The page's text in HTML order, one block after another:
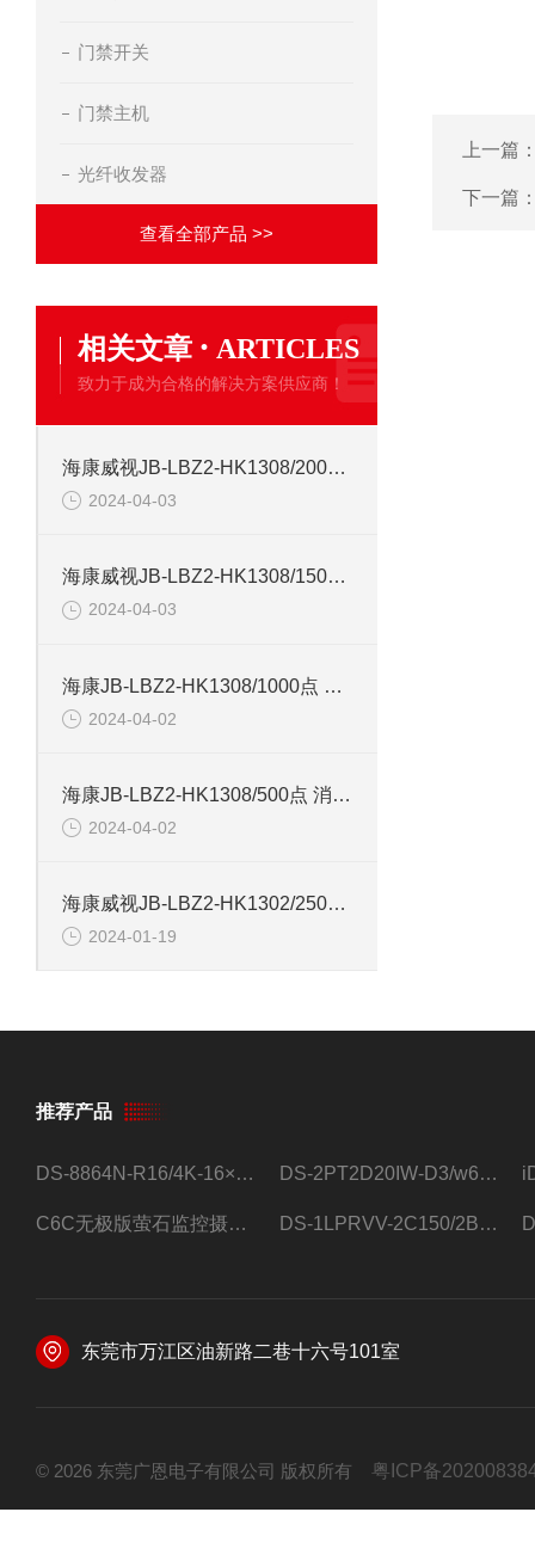
门禁开关
门禁主机
光纤收发器
查看全部产品 >>
相关文章 · ARTICLES
致力于成为合格的解决方案供应商！
海康威视JB-LBZ2-HK1308/2000点 火灾消防报警控制器
2024-04-03
海康威视JB-LBZ2-HK1308/1500点 火灾报警控制器
2024-04-03
海康JB-LBZ2-HK1308/1000点 火灾报警控制器
2024-04-02
海康JB-LBZ2-HK1308/500点 消防联动控制器
2024-04-02
海康威视JB-LBZ2-HK1302/250点 火灾报警控制器
2024-01-19
上一篇
下一篇
推荐产品
DS-8864N-R16/4K-16×4T/希捷16盘位录像机 DS-2PT2D20IW-D3/w64路高清硬盘录像机
C6C无极版萤石监控摄像头 DS-1LPRVV-2C150/2B监控室外夜视高清电源线护套线200米/卷
东莞市万江区油新路二巷十六号101室
© 2026 东莞广恩电子有限公司 版权所有 粤ICP备